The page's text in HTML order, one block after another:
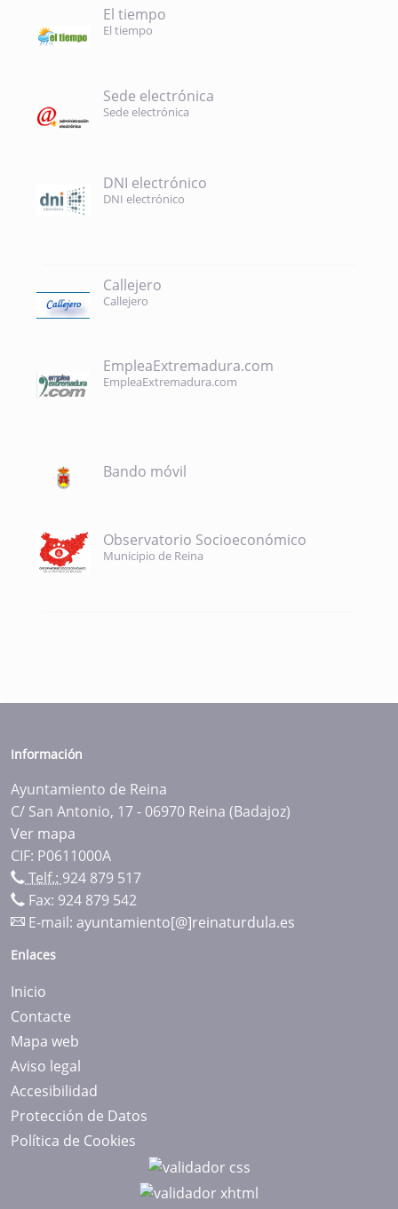
El tiempo
El tiempo
Sede electrónica
Sede electrónica
DNI electrónico
DNI electrónico
Callejero
Callejero
EmpleaExtremadura.com
EmpleaExtremadura.com
Bando móvil
Observatorio Socioeconómico
Municipio de Reina
Información
Ayuntamiento de Reina
C/ San Antonio, 17 - 06970 Reina (Badajoz)
Ver mapa
CIF: P0611000A
Telf.: 924 879 517
Fax: 924 879 542
E-mail: ayuntamiento[@]reinaturdula.es
Enlaces
Inicio
Contacte
Mapa web
Aviso legal
Accesibilidad
Protección de Datos
Política de Cookies